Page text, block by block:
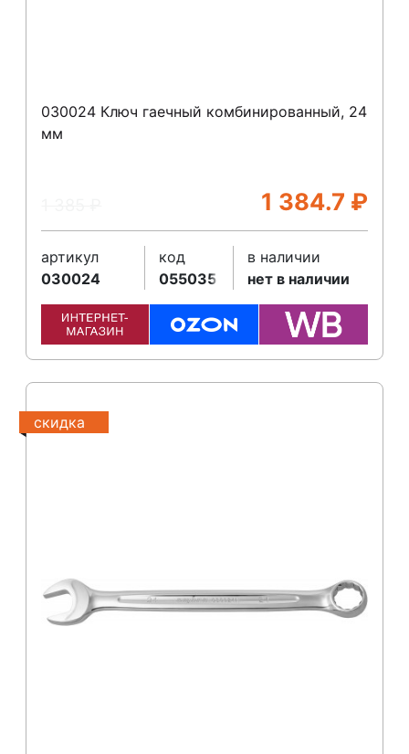
030024 Ключ гаечный комбинированный, 24
мм
1 384.7 ₽
артикул
030024
код
055035
в наличии
нет в наличии
скидка